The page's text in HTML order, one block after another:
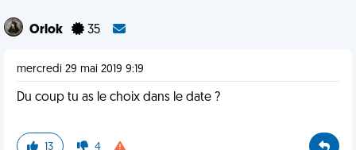
Orlok 35
mercredi 29 mai 2019 9:19
Du coup tu as le choix dans le date ?
13 4